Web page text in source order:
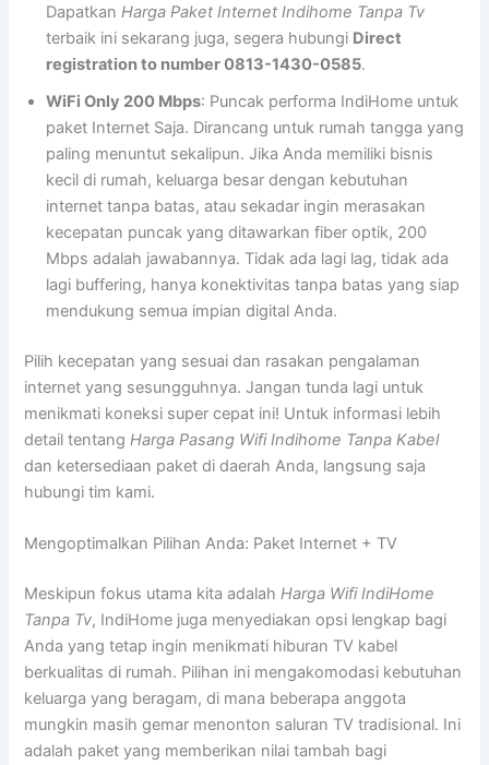
DapatkanHarga Paket Internet Indihome Tanpa Tv
terbaik ini sekarang juga, segera hubungi Direct
registration to number 0813-1430-0585.
WiFi Only 200 Mbps: Puncak performa IndiHome untuk
paket Internet Saja. Dirancang untuk rumah tangga yang
paling menuntut sekalipun. Jika Anda memiliki bisnis
kecil di rumah, keluarga besar dengan kebutuhan
internet tanpa batas, atau sekadar ingin merasakan
kecepatan puncak yang ditawarkan fiber optik, 200
Mbps adalah jawabannya. Tidak ada lagi lag, tidak ada
lagi buffering, hanya konektivitas tanpa batas yang siap
mendukung semua impian digital Anda.
Pilih kecepatan yang sesuai dan rasakan pengalaman
internet yang sesungguhnya. Jangan tunda lagi untuk
menikmati koneksi super cepat ini! Untuk informasi lebih
detail tentang Harga Pasang Wifi Indihome Tanpa Kabel
dan ketersediaan paket di daerah Anda, langsung saja
hubungi tim kami.
Mengoptimalkan Pilihan Anda: Paket Internet + TV
Meskipun fokus utama kita adalahHarga Wifi IndiHome
Tanpa Tv, IndiHome juga menyediakan opsi lengkap bagi
Anda yang tetap ingin menikmati hiburan TV kabel
berkualitas di rumah. Pilihan ini mengakomodasi kebutuhan
keluarga yang beragam, di mana beberapa anggota
mungkin masih gemar menonton saluran TV tradisional. Ini
adalah paket yang memberikan nilai tambah bagi